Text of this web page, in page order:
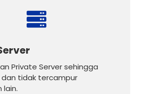

Private Server sehingga
tidak tercampur
lain.